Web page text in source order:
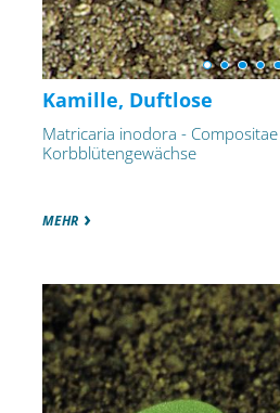
Kamille, Duftlose
Matricaria inodora -
Korbblütengewächse
MEHR